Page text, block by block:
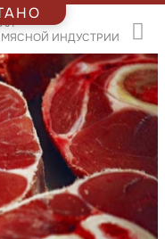
ИНДУСТРИИ